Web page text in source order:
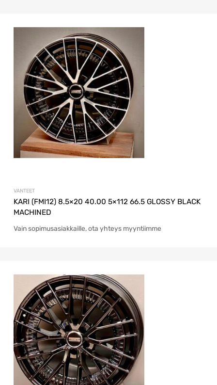
VANTEET
KARI (FMI12) 8.5×20 40.00 5×112 66.5 GLOSSY BLACK
MACHINED
Vain sopimusasiakkaille, ota yhteys myyntiimme